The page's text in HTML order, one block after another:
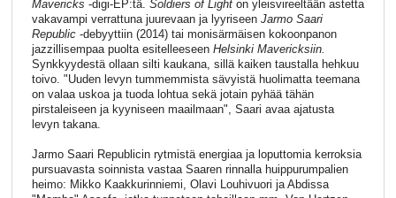
Mavericks -digi-EP:tä. Soldiers of Lighton yleisvireeltään astetta
vakavampi verrattuna juurevaan ja lyyriseen Jarmo Saari
Republic-debyyttiin (2014) tai monisärmäisen kokoonpanon
jazzillisempaa puolta esitelleeseen Helsinki Mavericksiin.
Synkkyydestä ollaan silti kaukana, sillä kaiken taustalla hehkuu
toivo. "Uuden levyn tummemmista sävyistä huolimatta teemana
on valaa uskoa ja tuoda lohtua sekä jotain pyhää tähän
pirstaleiseen ja kyyniseen maailmaan", Saari avaa ajatusta
levyn takana.
Jarmo Saari Republicin rytmistä energiaa ja loputtomia kerroksia
pursuavasta soinnista vastaa Saaren rinnalla huippurumpalien
heimo: Mikko Kaakkurinniemi, Olavi Louhivuori ja Abdissa